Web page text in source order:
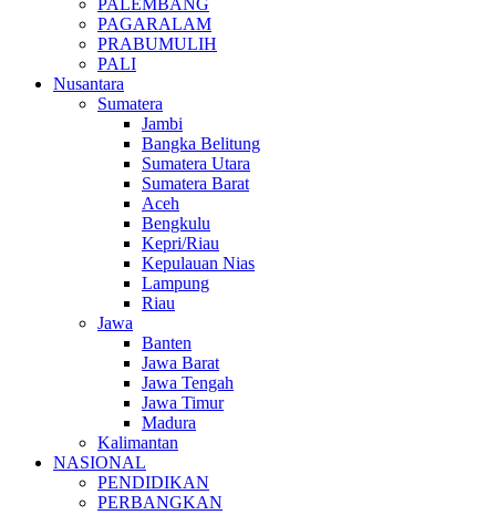
PAGARALAM
PRABUMULIH
PALI
Nusantara
Sumatera
Jambi
Bangka Belitung
Sumatera Utara
Sumatera Barat
Aceh
Bengkulu
Kepri/Riau
Kepulauan Nias
Lampung
Riau
Jawa
Banten
Jawa Barat
Jawa Tengah
Jawa Timur
Madura
Kalimantan
NASIONAL
PENDIDIKAN
PERBANGKAN